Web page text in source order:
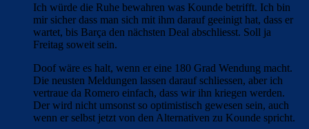
Ich würde die Ruhe bewahren was Kounde betrifft. Ich bin
mir sicher dass man sich mit ihm darauf geeinigt hat, dass er
wartet, bis Barça den nächsten Deal abschliesst. Soll ja
Freitag soweit sein.
Doof wäre es halt, wenn er eine 180 Grad Wendung macht.
Die neusten Meldungen lassen darauf schliessen, aber ich
vertraue da Romero einfach, dass wir ihn kriegen werden.
Der wird nicht umsonst so optimistisch gewesen sein, auch
wenn er selbst jetzt von den Alternativen zu Kounde spricht.